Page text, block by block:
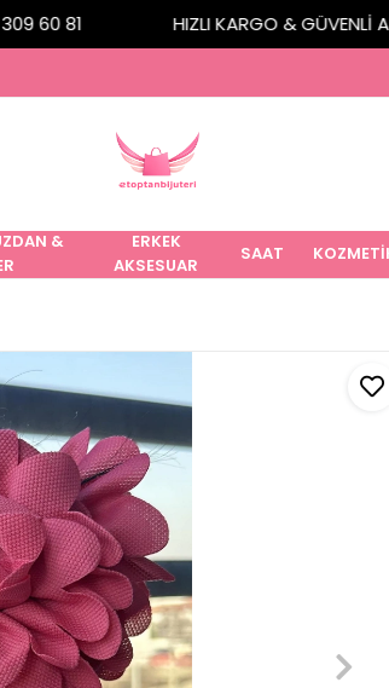
60 81 HIZLI KARGO & GÜVENLİ
&
ERKEK
AKSESUAR
SAAT